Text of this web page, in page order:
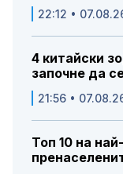
22:12 •
4 китайски
започне да
21:56 •
Топ 10 на